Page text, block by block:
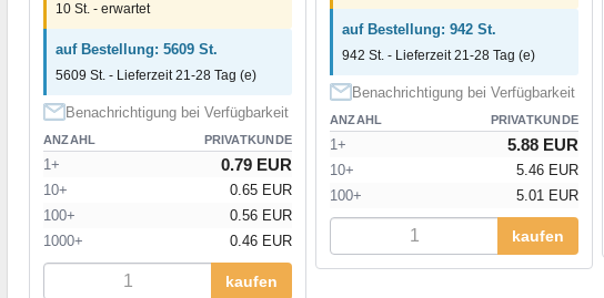
10 St. - erwartet
auf Bestellung: 5609 St.
5609 St. - Lieferzeit 21-28 Tag (e)
Benachrichtigung bei Verfügbarkeit
ANZAHL PRIVATKUNDE
1+ 0.79 EUR
10+
0.65 EUR
100+
0.56 EUR
1000+
0.46 EUR
kaufen
auf Bestellung: 942 St.
942 St. - Lieferzeit 21-28 Tag (e)
Benachrichtigung bei Verfügbarkeit
ANZAHL PRIVATKUNDE
1+ 5.88 EUR
10+
5.46 EUR
100+
5.01 EUR
kaufen